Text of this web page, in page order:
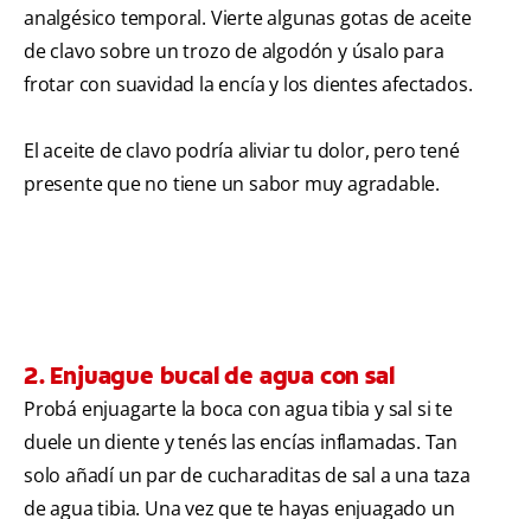
analgésico temporal. Vierte algunas gotas de aceite
de clavo sobre un trozo de algodón y úsalo para
frotar con suavidad la encía y los dientes afectados.
El aceite de clavo podría aliviar tu dolor, pero tené
presente que no tiene un sabor muy agradable.
2. Enjuague bucal de agua con sal
Probá enjuagarte la boca con agua tibia y sal si te
duele un diente y tenés las encías inflamadas. Tan
solo añadí un par de cucharaditas de sal a una taza
de agua tibia. Una vez que te hayas enjuagado un